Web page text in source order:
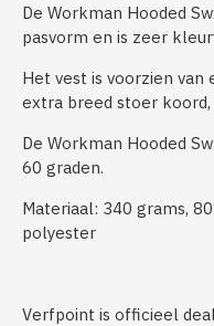
De Workman Hooded
pasvorm en is zeer
Het vest is voorzien
extra breed stoer
De Workman Hooded
60 graden.
Materiaal: 340 grams,
polyester
Verfpoint is officieel